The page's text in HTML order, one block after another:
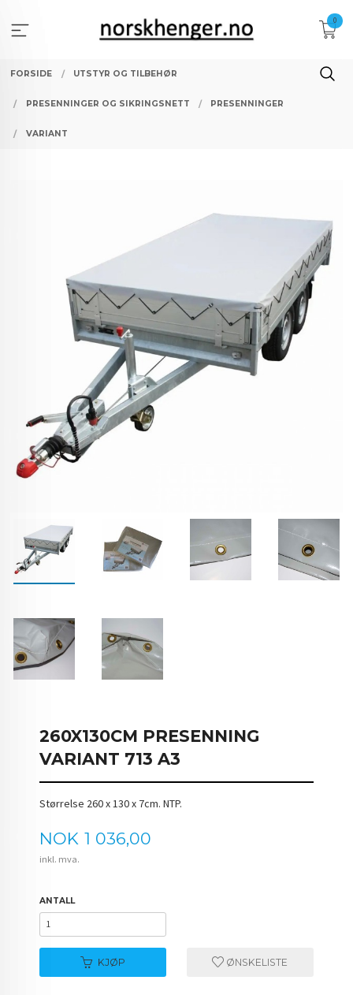
innholdet
0
FORSIDE UTSTYR OG TILBEHØR
PRESENNINGER OG SIKRINGSNETT PRESENNINGER
VARIANT
260X130CM PRESENNING
VARIANT 713 A3
Størrelse 260 x 130 x 7cm. NTP.
Pris
NOK 1 036,00
inkl. mva.
ANTALL
KJØP ØNSKELISTE